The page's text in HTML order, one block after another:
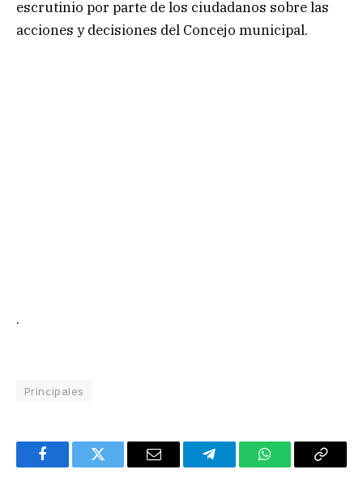
escrutinio por parte de los ciudadanos sobre las
acciones y decisiones del Concejo municipal.
.
Principales
FacebookTwitter Email TelegramWhatsAppCopy